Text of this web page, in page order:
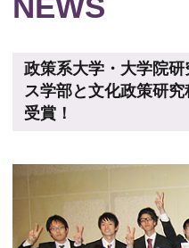
政策系大学・大学院
ス学部と文化政策研
受賞！